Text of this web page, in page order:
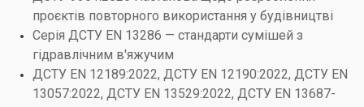
проєктів повторного використання у будівництві
Серія ДСТУ EN 13286 — стандарти сумішей з
гідравлічним в'яжучим
ДСТУ EN 12189:2022, ДСТУ EN 12190:2022, ДСТУ EN
13057:2022, ДСТУ EN 13529:2022, ДСТУ EN 13687-